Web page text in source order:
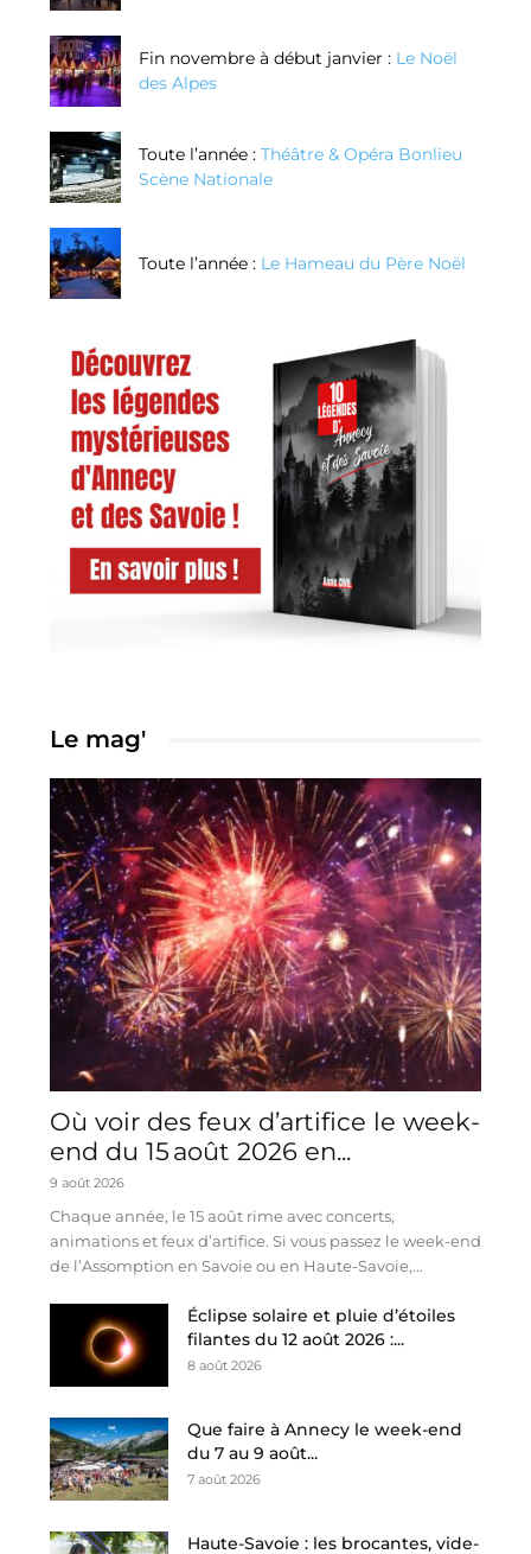
Fin novembre à début janvier : Le Noël
des Alpes
Toute l’année : Théâtre & Opéra Bonlieu
Scène Nationale
Toute l’année : Le Hameau du Père Noël
Le mag'
Où voir des feux d’artifice le week-
end du 15 août 2026 en...
9 août 2026
Chaque année, le 15 août rime avec concerts,
animations et feux d’artifice. Si vous passez le week-end
de l’Assomption en Savoie ou en Haute-Savoie,...
Éclipse solaire et pluie d’étoiles
filantes du 12 août 2026 :...
8 août 2026
Que faire à Annecy le week-end
du 7 au 9 août...
7 août 2026
Haute-Savoie : les brocantes, vide-